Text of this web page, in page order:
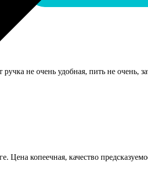
не очень удобная, пить не очень,
Цена копеечная, качество